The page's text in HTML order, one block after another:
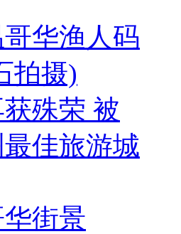
华渔人码
拍摄)
殊荣 被
佳旅游城
街景